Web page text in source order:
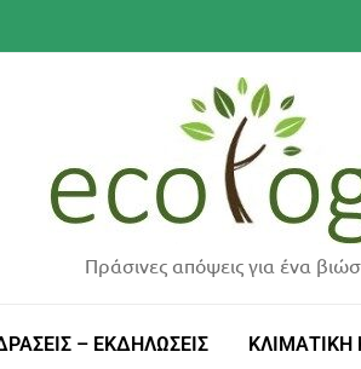
Πράσινες απόψεις για ένα
– ΕΚΔΗΛΩΣΕΙΣ ΚΛΙΜΑΤΙΚΗ